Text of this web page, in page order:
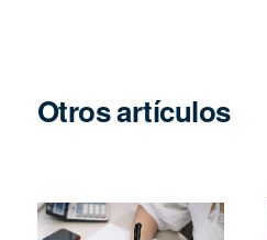
Otros artículos